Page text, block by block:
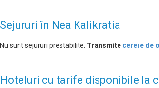
Sejururi în Nea Kalikratia
Nu sunt sejururi prestabilite. Transmite cerere de
Hoteluri cu tarife disponibile la